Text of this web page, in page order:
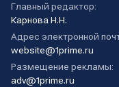
Главный редактор:
Карнова Н.Н.
Адрес электронной
website@1prime.ru
Размещение рекламы:
adv@1prime.ru